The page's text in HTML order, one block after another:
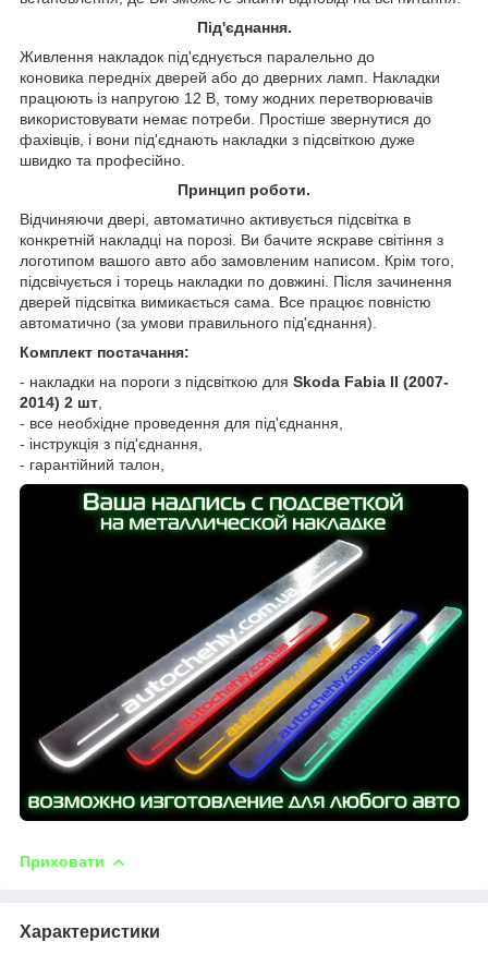
Під'єднання.
Живлення накладок під'єднується паралельно до
коновика передніх дверей або до дверних ламп. Накладки
працюють із напругою 12 В, тому жодних перетворювачів
використовувати немає потреби. Простіше звернутися до
фахівців, і вони під'єднають накладки з підсвіткою дуже
швидко та професійно.
Принцип роботи.
Відчиняючи двері, автоматично активується підсвітка в
конкретній накладці на порозі. Ви бачите яскраве світіння з
логотипом вашого авто або замовленим написом. Крім того,
підсвічується і торець накладки по довжині. Після зачинення
дверей підсвітка вимикається сама. Все працює повністю
автоматично (за умови правильного під'єднання).
Комплект постачання:
- накладки на пороги з підсвіткою для Skoda Fabia II (2007-
2014) 2 шт
- все необхідне проведення для під'єднання,
- інструкція з під'єднання,
- гарантійний талон,
Приховати
Характеристики